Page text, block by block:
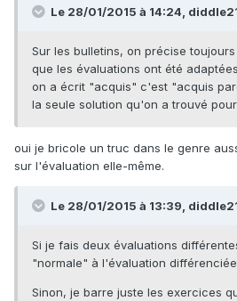
Le 28/01/2015 à 14:24,
Sur les bulletins, on précise
que les évaluations ont été
on a écrit "acquis" c'est "acquis
la seule solution qu'on a trouvé
oui je bricole un truc dans le genre
sur l'évaluation elle-même.
Le 28/01/2015 à 13:39,
Si je fais deux évaluations
"normale" à l'évaluation
Sinon, je barre juste les exercices